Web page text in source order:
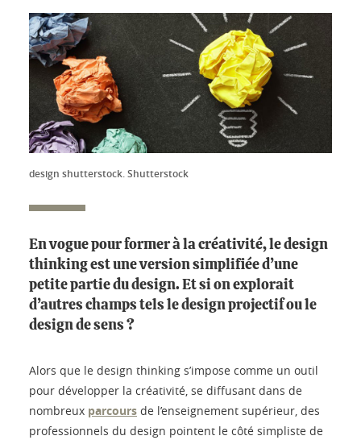
design shutterstock. Shutterstock
En vogue pour former à la créativité, le design
thinking est une version simplifiée d’une
petite partie du design. Et si on explorait
d’autres champs tels le design projectif ou le
design de sens ?
Alors que le design thinking s’impose comme un outil
pour développer la créativité, se diffusant dans de
nombreux parcours de l’enseignement supérieur, des
professionnels du design pointent le côté simpliste de